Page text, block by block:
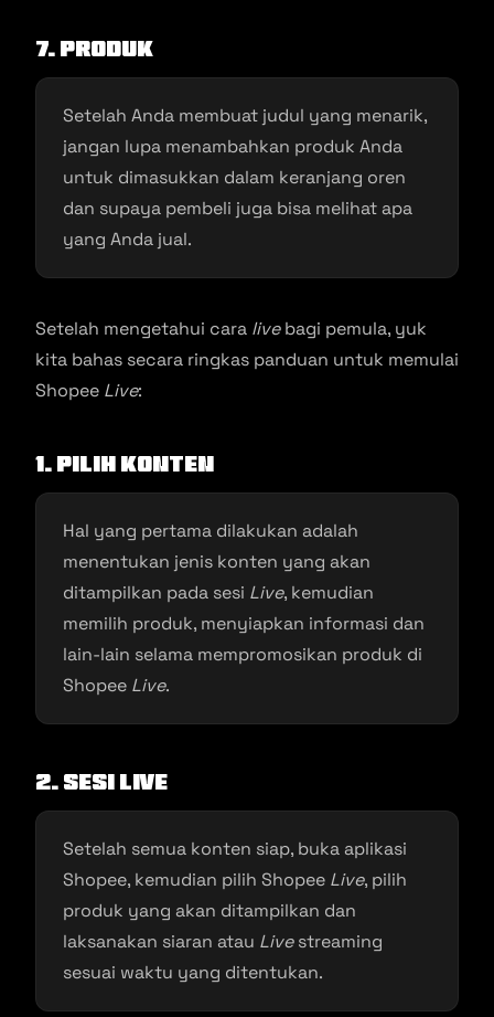
7. Produk
Setelah Anda membuat judul yang menarik,
jangan lupa menambahkan produk Anda
untuk dimasukkan dalam keranjang oren
dan supaya pembeli juga bisa melihat apa
yang Anda jual.
Setelah mengetahui cara livebagi pemula, yuk
kita bahas secara ringkas panduan untuk memulai
Shopee Live:
1. Pilih Konten
Hal yang pertama dilakukan adalah
menentukan jenis konten yang akan
ditampilkan pada sesi Live, kemudian
memilih produk, menyiapkan informasi dan
lain-lain selama mempromosikan produk di
Shopee Live.
2. Sesi Live
Setelah semua konten siap, buka aplikasi
Shopee, kemudian pilih Shopee Live, pilih
produk yang akan ditampilkan dan
laksanakan siaran atau Livestreaming
sesuai waktu yang ditentukan.